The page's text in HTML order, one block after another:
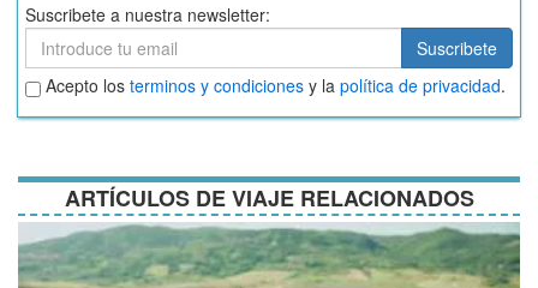
Suscribete a nuestra newsletter:
Suscribete
Suscribete
Aceptar
términos
y
Acepto los terminos y condiciones y la política de privacidad.
ARTÍCULOS DE VIAJE RELACIONADOS